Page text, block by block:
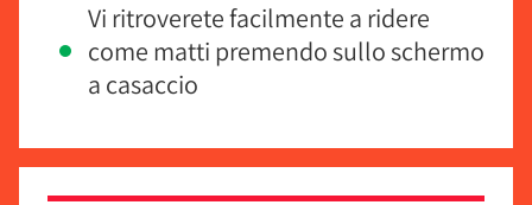
Vi ritroverete facilmente a ridere
come matti premendo sullo schermo
a casaccio